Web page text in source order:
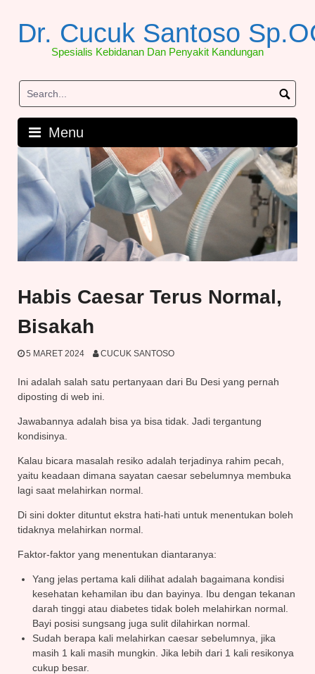
contentDr. Cucuk Santoso
Spesialis Kebidanan Dan Penyakit Kandungan
Menu
Habis Caesar Terus Normal,
Bisakah
5 MARET 2024 CUCUK SANTOSO
Ini adalah salah satu pertanyaan dari Bu Desi yang pernah
diposting di web ini.
Jawabannya adalah bisa ya bisa tidak. Jadi tergantung
kondisinya.
Kalau bicara masalah resiko adalah terjadinya rahim pecah,
yaitu keadaan dimana sayatan caesar sebelumnya membuka
lagi saat melahirkan normal.
Di sini dokter dituntut ekstra hati-hati untuk menentukan boleh
tidaknya melahirkan normal.
Faktor-faktor yang menentukan diantaranya:
Yang jelas pertama kali dilihat adalah bagaimana kondisi
kesehatan kehamilan ibu dan bayinya. Ibu dengan tekanan
darah tinggi atau diabetes tidak boleh melahirkan normal.
Bayi posisi sungsang juga sulit dilahirkan normal.
Sudah berapa kali melahirkan caesar sebelumnya, jika
masih 1 kali masih mungkin. Jika lebih dari 1 kali resikonya
cukup besar.